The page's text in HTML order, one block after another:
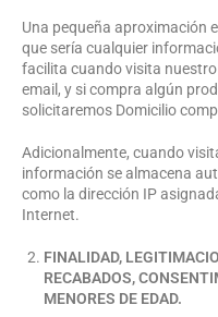
Una pequeña aproximación
que sería cualquier
facilita cuando visita
email, y si compra algún
solicitaremos Domicilio
Adicionalmente, cuando
información se almacena
como la dirección IP
Internet.
FINALIDAD,
RECABADOS,
MENORES DE EDAD.